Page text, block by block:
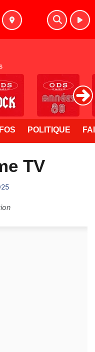
POLITIQUE
TV